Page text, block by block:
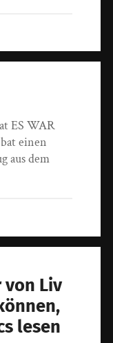
ES WAR
einen
aus dem
von Liv
lesen